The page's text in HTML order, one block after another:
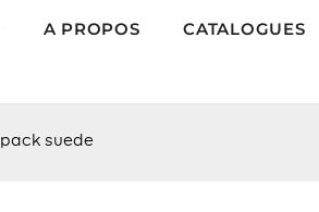
A PROPOS CATALOGUES
pack suede